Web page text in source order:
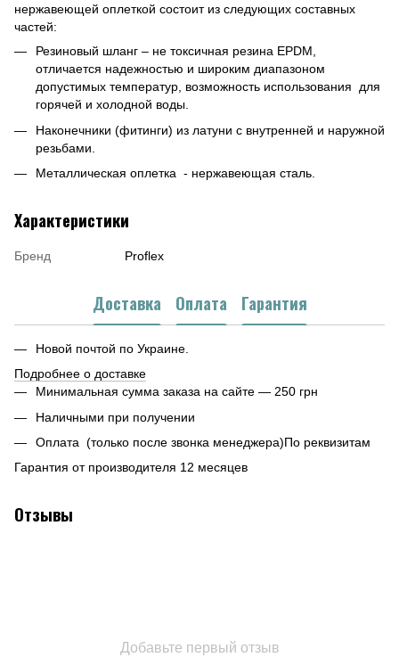
нержавеющей оплеткой состоит из следующих составных
частей:
Резиновый шланг – не токсичная резина EPDM,
отличается надежностью и широким диапазоном
допустимых температур, возможность использования для
горячей и холодной воды.
Наконечники (фитинги) из латуни с внутренней и наружной
резьбами.
Металлическая оплетка - нержавеющая сталь.
Характеристики
Бренд Proflex
Доставка Оплата Гарантия
Новой почтой по Украине.
Подробнее о доставке
Минимальная сумма заказа на сайте — 250 грн
Наличными при получении
Оплата (только после звонка менеджера)По реквизитам
Гарантия от производителя 12 месяцев
Отзывы
Добавьте первый отзыв